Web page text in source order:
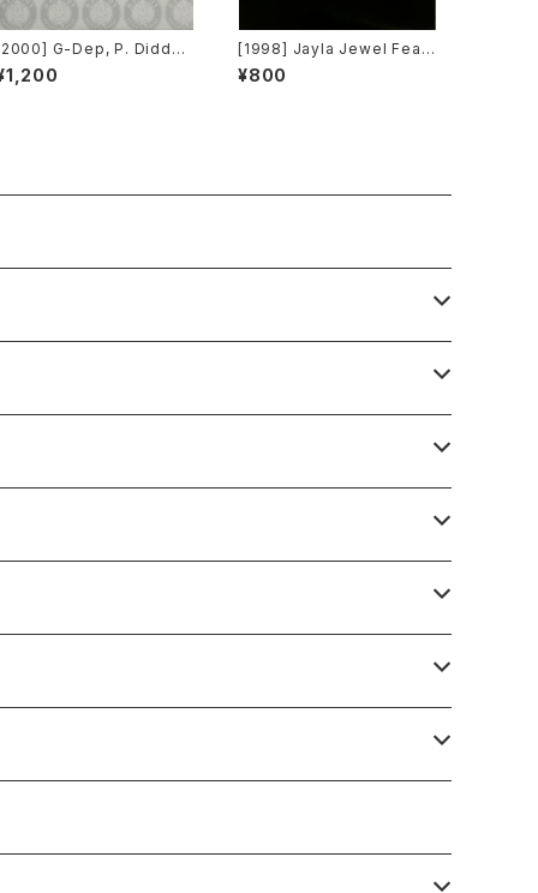
G-Dep, P. Diddy
Black Rob – Let's Get It
Boy Entertainment]
[1998] Jayla Jewel Featu
ring Grand Puba – I Like
What U Do To Me (Remi
¥800